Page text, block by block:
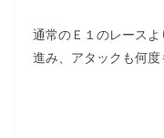
通常のＥ１のレース
進み、アタックも何度